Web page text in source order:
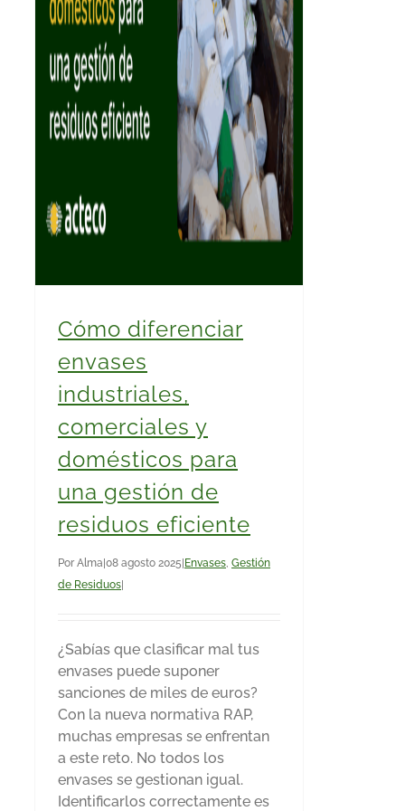
Cómo diferenciar
envases
industriales,
comerciales y
domésticos para
una gestión de
residuos eficiente
Por Alma|08 agosto 2025|Envases Gestión
de Residuos|
¿Sabías que clasificar mal tus
envases puede suponer
sanciones de miles de euros?
Con la nueva normativa RAP,
muchas empresas se enfrentan
a este reto. No todos los
envases se gestionan igual.
Identificarlos correctamente es